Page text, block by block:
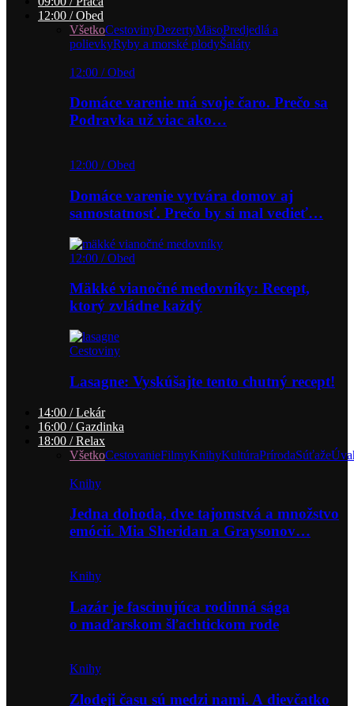
12:00 / Obed
VšetkoCestovinyDezertyMäsoPredjedlá a
polievkyRyby a morské plodyŠaláty
12:00 / Obed
Domáce varenie má svoje čaro. Prečo sa
Podravka už viac ako…
12:00 / Obed
Domáce varenie vytvára domov aj
samostatnosť. Prečo by si mal vedieť…
12:00 / Obed
Mäkké vianočné medovníky: Recept,
ktorý zvládne každý
Cestoviny
Lasagne: Vyskúšajte tento chutný recept!
14:00 / Lekár
16:00 / Gazdinka
18:00 / Relax
VšetkoCestovanieFilmyKnihyKultúraPrírodaSúťaže
Knihy
Jedna dohoda, dve tajomstvá a množstvo
emócií. Mia Sheridan a Graysonov…
Knihy
Lazár je fascinujúca rodinná sága
o maďarskom šľachtickom rode
Knihy
Zlodeji času sú medzi nami. A dievčatko